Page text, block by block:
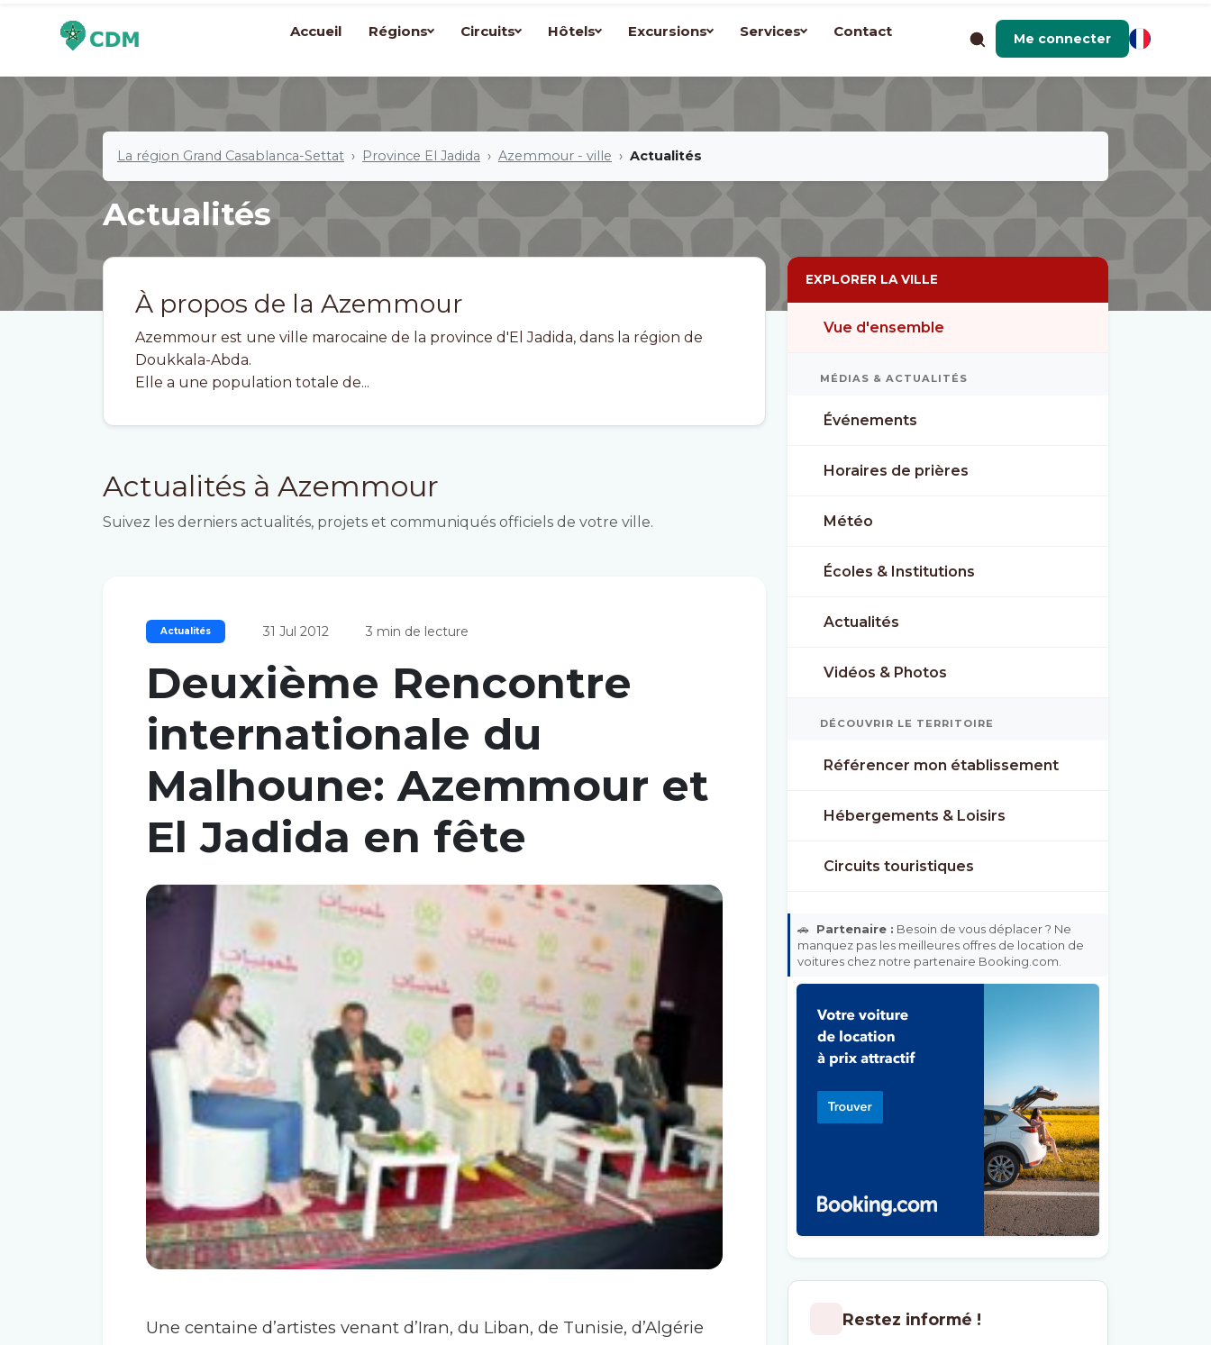
Accueil Régions Circuits Hôtels Excursions Services Contact Me connecter
La région Grand Casablanca-Settat Province El Jadida Azemmour - ville Actualités
Actualités
À propos de la Azemmour
Azemmour est une ville marocaine de la province d'El Jadida, dans la région de
Doukkala-Abda.
Elle a une population totale de...
Actualités à Azemmour
Suivez les derniers actualités, projets et communiqués officiels de votre ville.
Actualités 31 Jul 2012 3 min de lecture
Deuxième Rencontre
internationale du
Malhoune: Azemmour et
El Jadida en fête
Une centaine d’artistes venant d’Iran, du Liban, de Tunisie, d’Algérie
EXPLORER LA VILLE
Vue d'ensemble
MÉDIAS & ACTUALITÉS
Événements
Horaires de prières
Météo
Écoles & Institutions
Actualités
Vidéos & Photos
DÉCOUVRIR LE TERRITOIRE
Référencer mon établissement
Hébergements & Loisirs
Circuits touristiques
🚗 Partenaire : Besoin de vous déplacer ? Ne
manquez pas les meilleures offres de location de
voitures chez notre partenaire Booking.com.
Restez informé !